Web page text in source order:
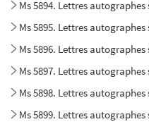
Ms 5894. Lettres
Ms 5895. Lettres
Ms 5896. Lettres
Ms 5897. Lettres
Ms 5898. Lettres
Ms 5899. Lettres